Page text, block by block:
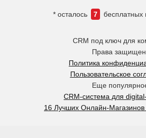
* осталось 7 бесплатных
CRM под ключ для
Права
Политика
Пользовательское
Еще
CRM-система для digital-
16 Лучших Онлайн-